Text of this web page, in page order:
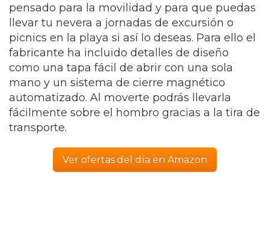
pensado para la movilidad y para que puedas
llevar tu nevera a jornadas de excursión o
picnics en la playa si así lo deseas. Para ello el
fabricante ha incluido detalles de diseño
como una tapa fácil de abrir con una sola
mano y un sistema de cierre magnético
automatizado. Al moverte podrás llevarla
fácilmente sobre el hombro gracias a la tira de
transporte.
Ver ofertas del día en Amazon